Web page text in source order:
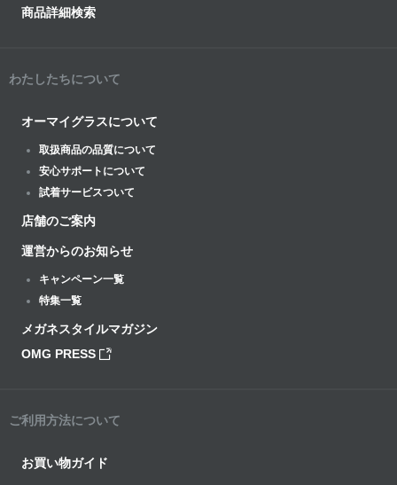
商品詳細検索
わたしたちについて
オーマイグラスについて
取扱商品の品質について
安心サポートについて
試着サービスついて
店舗のご案内
運営からのお知らせ
キャンペーン一覧
特集一覧
メガネスタイルマガジン
OMG PRESS
ご利用方法について
お買い物ガイド